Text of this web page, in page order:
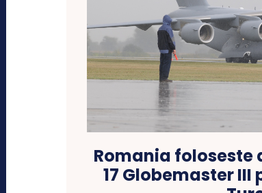
Romania foloseste
17 Globemaster